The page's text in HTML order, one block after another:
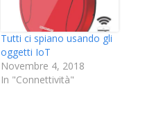
Tutti ci spiano usando gli
oggetti IoT
Novembre 4, 2018
In "Connettività"